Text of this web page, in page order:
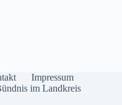
Impressum
im Landkreis